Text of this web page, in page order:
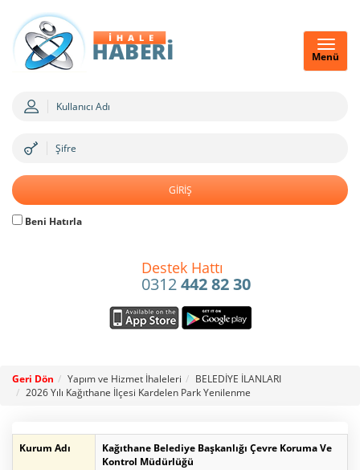
Menü
Beni Hatırla
Destek Hattı
0312442 82 30
Geri Dön Yapım ve Hizmet İhaleleri
BELEDİYE İLANLARI
2026 Yılı Kağıthane İlçesi Kardelen Park Yenilenme
Kurum Adı
Kağıthane Belediye Başkanlığı Çevre Koruma Ve
Kontrol Müdürlüğü